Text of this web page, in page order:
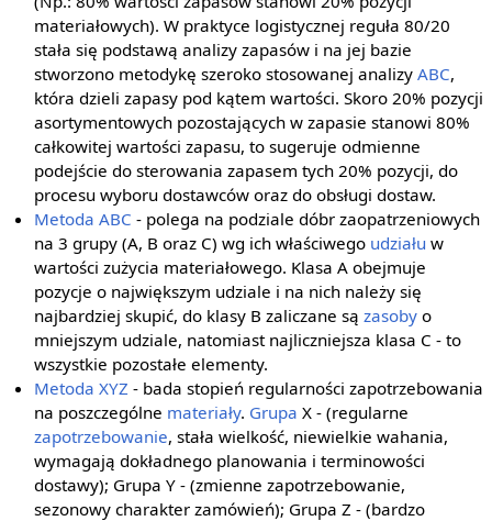
materiałowych). W praktyce logistycznej reguła 80/20
stała się podstawą analizy zapasów i na jej bazie
stworzono metodykę szeroko stosowanej analizyABC,
która dzieli zapasy pod kątem wartości. Skoro 20% pozycji
asortymentowych pozostających w zapasie stanowi 80%
całkowitej wartości zapasu, to sugeruje odmienne
podejście do sterowania zapasem tych 20% pozycji, do
procesu wyboru dostawców oraz do obsługi dostaw.
Metoda ABC - polega na podziale dóbr zaopatrzeniowych
na 3 grupy (A, B oraz C) wg ich właściwego udziału w
wartości zużycia materiałowego. Klasa A obejmuje
pozycje o największym udziale i na nich należy się
najbardziej skupić, do klasy B zaliczane sązasoby o
mniejszym udziale, natomiast najliczniejsza klasa C - to
wszystkie pozostałe elementy.
Metoda XYZ - bada stopień regularności zapotrzebowania
na poszczególne materiały. Grupa X - (regularne
zapotrzebowanie, stała wielkość, niewielkie wahania,
wymagają dokładnego planowania i terminowości
dostawy); Grupa Y - (zmienne zapotrzebowanie,
sezonowy charakter zamówień); Grupa Z - (bardzo